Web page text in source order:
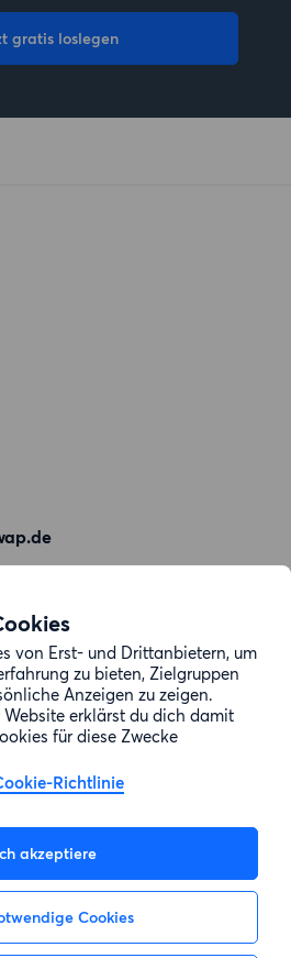
von Erst- und Drittanbietern, um
zu bieten, Zielgruppen
Anzeigen zu zeigen.
erklärst du dich damit
für diese Zwecke
Richtlinie
akzeptiere
Cookies
gratis loslegen